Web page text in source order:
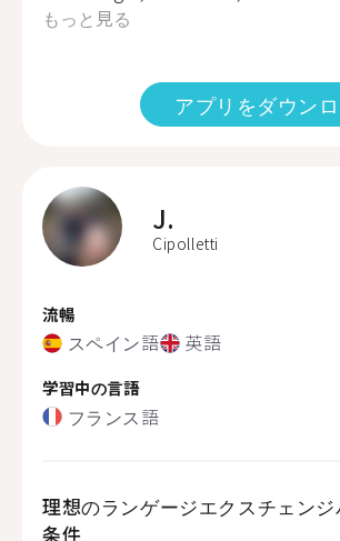
もっと見る
アプリをダウン
J.
Cipolletti
流暢
スペイン語 英語
学習中の言語
フランス語
理想のランゲージエクスチェン
条件